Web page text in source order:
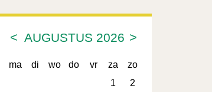
< >
AUGUSTUS 2026
ma di wo do vr za
zo
1
2